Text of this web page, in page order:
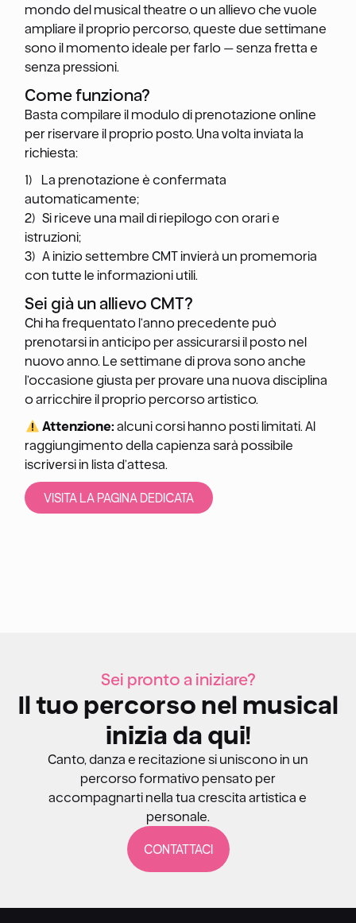
mondo del musical theatre o un allievo che vuole
ampliare il proprio percorso, queste due settimane
sono il momento ideale per farlo — senza fretta e
senza pressioni.
Come funziona?
Basta compilare il modulo di prenotazione online
per riservare il proprio posto. Una volta inviata la
richiesta:
1) La prenotazione è confermata
automaticamente;
2) Si riceve una mail di riepilogo con orari e
istruzioni;
3) A inizio settembre CMT invierà un promemoria
con tutte le informazioni utili.
Sei già un allievo CMT?
Chi ha frequentato l’anno precedente può
prenotarsi in anticipo per assicurarsi il posto nel
nuovo anno. Le settimane di prova sono anche
l’occasione giusta per provare una nuova disciplina
o arricchire il proprio percorso artistico.
Attenzione: alcuni corsi hanno posti limitati. Al
raggiungimento della capienza sarà possibile
iscriversi in lista d’attesa.
VISITA LA PAGINA DEDICATA
Sei pronto a iniziare?
Il tuo percorso nel musical
inizia da qui!
Canto, danza e recitazione si uniscono in un
percorso formativo pensato per
accompagnarti nella tua crescita artistica e
personale.
CONTATTACI